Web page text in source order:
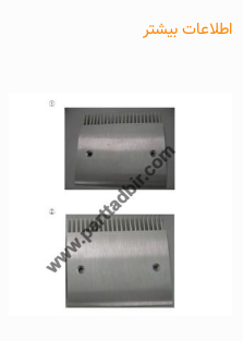
اطلاعات بیشتر